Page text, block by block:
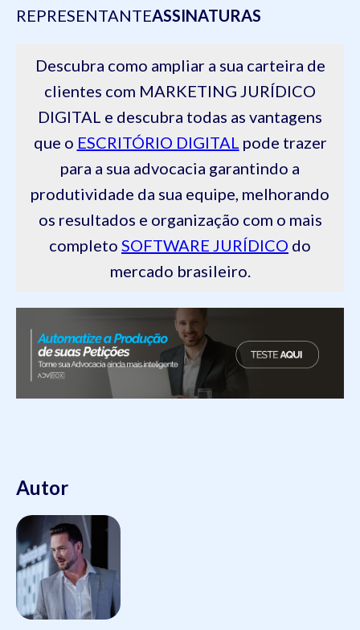
REPRESENTANTEASSINATURAS
Descubra como ampliar a sua carteira de
clientes com MARKETING JURÍDICO
DIGITAL e descubra todas as vantagens
que o ESCRITÓRIO DIGITAL pode trazer
para a sua advocacia garantindo a
produtividade da sua equipe, melhorando
os resultados e organização com o mais
completo SOFTWARE JURÍDICO do
mercado brasileiro.
Autor